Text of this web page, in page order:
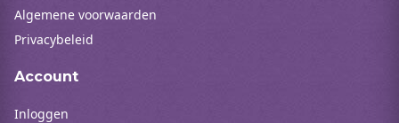
Algemene voorwaarden
Privacybeleid
Account
Inloggen